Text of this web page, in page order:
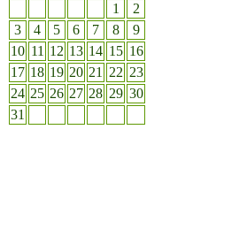
1
2
3
4 5 6 7 8
9
10 11 12 13 14 15 16
17 18 19 20 21 22 23
24 25 26 27 28 29 30
31